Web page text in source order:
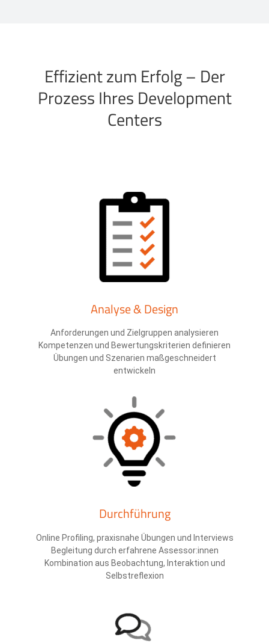
Effizient zum Erfolg – Der
Prozess Ihres Development
Centers
Analyse & Design
Anforderungen und Zielgruppen analysieren
Kompetenzen und Bewertungskriterien definieren
Übungen und Szenarien maßgeschneidert
entwickeln
Durchführung
Online Profiling, praxisnahe Übungen und Interviews
Begleitung durch erfahrene Assessor:innen
Kombination aus Beobachtung, Interaktion und
Selbstreflexion